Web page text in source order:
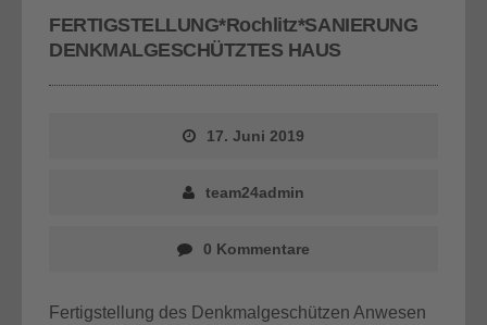
FERTIGSTELLUNG*Rochlitz*SANIERUNG
DENKMALGESCHÜTZTES HAUS
17. Juni 2019
team24admin
0 Kommentare
Fertigstellung des Denkmalgeschützen Anwesen